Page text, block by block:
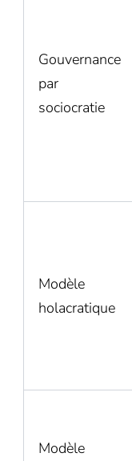
Gouvernance
par
sociocratie
Modèle
holacratique
Modèle